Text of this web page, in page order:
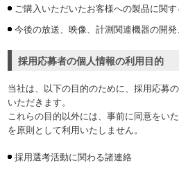
ご購入いただいたお客様への製品に関
今後の放送、映像、計測関連機器の開
採用応募者の個人情報の利用目的
当社は、以下の目的のために、採用応募
いただきます。
これらの目的以外には、事前に同意をい
を原則として利用いたしません。
採用選考活動に関わる諸連絡